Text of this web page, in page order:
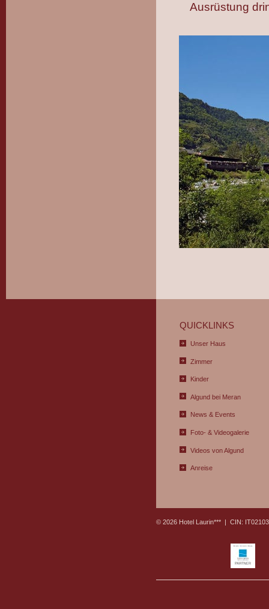
Ausrüstung
QUICKLINKS
Unser Haus
Zimmer
Kinder
Algund bei Meran
News & Events
Foto- & Videogalerie
Videos von Algund
Anreise
© 2026 Hotel Laurin*** | CIN: